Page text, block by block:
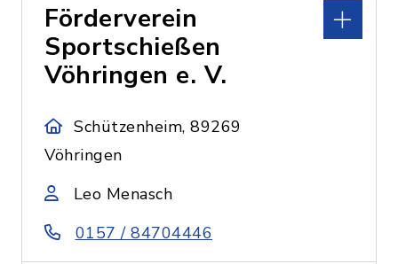
Förderverein
Sportschießen
Vöhringen e. V.
Schützenheim, 89269
Vöhringen
Leo Menasch
0157 / 84704446